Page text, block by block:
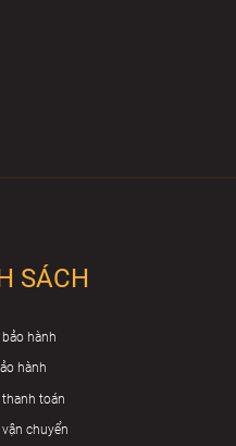
SÁCH
hành
hành
toán
chuyển